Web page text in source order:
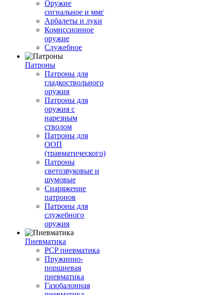
Оружие
сигнальное и ммг
Арбалеты и луки
Комиссионное
оружие
Служебное
Патроны
Патроны для
гладкоствольного
оружия
Патроны для
оружия с
нарезным
стволом
Патроны для
ООП
(травматического)
Патроны
светозвуковые и
шумовые
Снаряжение
патронов
Патроны для
служебного
оружия
Пневматика
PCP пневматика
Пружинно-
поршневая
пневматика
Газобалонная